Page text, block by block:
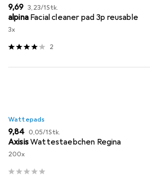
EUR
9,69 EUR
3,23/1Stk.
alpina Facial cleaner pad 3p reusable
3x
2
Wattepads
EUR
9,84 EUR
0,05/1Stk.
AxisisWattestaebchen Regina
200x